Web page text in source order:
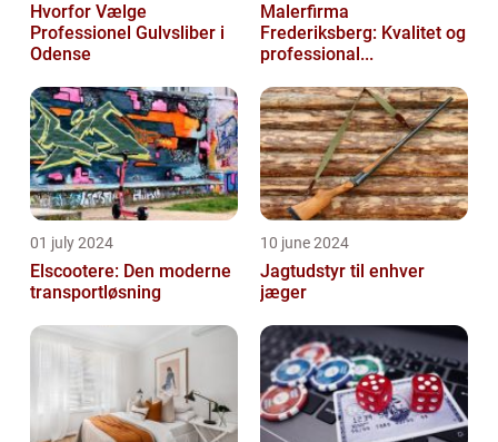
Hvorfor Vælge
Professionel Gulvsliber i
Odense
Malerfirma
Frederiksberg: Kvalitet og
professional...
01 july 2024
Elscootere: Den moderne
transportløsning
10 june 2024
Jagtudstyr til enhver
jæger